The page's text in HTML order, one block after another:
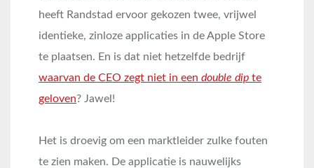
heeft Randstad ervoor gekozen twee, vrijwel
identieke, zinloze applicaties in de Apple Store
te plaatsen. En is dat niet hetzelfde bedrijf
waarvan de CEO zegt niet in een double dip te
geloven? Jawel!
Het is droevig om een marktleider zulke fouten
te zien maken. De applicatie is nauwelijks